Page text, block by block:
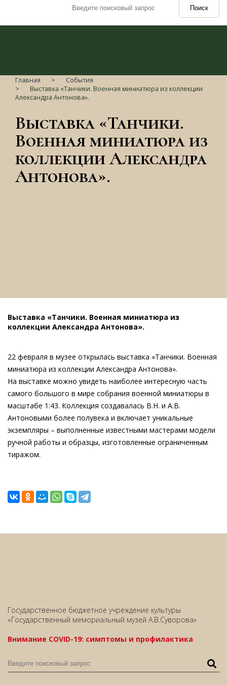
Поиск
Главная
События
Выставка «Танчики. Военная миниатюра из коллекции
Александра Антонова».
Выставка «Танчики.
Военная миниатюра из
коллекции Александра
Антонова».
Выставка «Танчики. Военная миниатюра из
коллекции Александра Антонова».
22 февраля в музее открылась выставка «Танчики. Военная
миниатюра из коллекции Александра Антонова».
На выставке можно увидеть наиболее интересную часть
самого большого в мире собрания военной миниатюры в
масштабе 1:43. Коллекция создавалась В.Н. и А.В.
Антоновыми более полувека и включает уникальные
экземпляры – выполненные известными мастерами модели
ручной работы и образцы, изготовленные ограниченным
тиражом.
Государственное бюджетное учреждение культуры
«Государственный мемориальный музей А.В.Суворова»
Внимание COVID-19: симптомы и профилактика